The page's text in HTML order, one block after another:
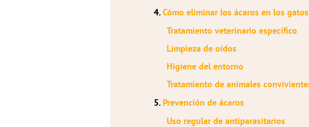
4.Cómo eliminar los ácaros en los gatos
Tratamiento veterinario específico
Limpieza de oídos
Higiene del entorno
Tratamiento de animales
5. Prevención de ácaros
Uso regular de antiparasitarios